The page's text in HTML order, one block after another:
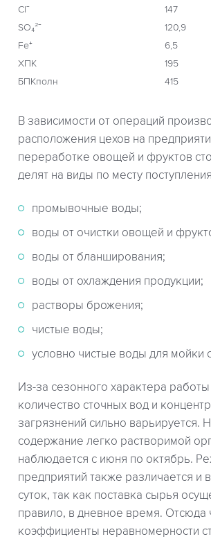
Cl⁻
147
SO₄²⁻
120,9
Fe⁺
6,5
ХПК
195
БПКполн
415
В зависимости от операций
расположения цехов на
переработке овощей и фруктов
делят на виды по месту
промывочные воды;
воды от очистки овощей и
воды от бланширования;
воды от охлаждения продукции;
растворы брожения;
чистые воды;
условно чистые воды для мойки
Из-за сезонного характера
количество сточных вод и
загрязнений сильно варьируется.
содержание легко растворимой
наблюдается с июня по октябрь.
предприятий также различается и
суток, так как поставка сырья
правило, в дневное время. Отсюда
коэффициенты неравномерности